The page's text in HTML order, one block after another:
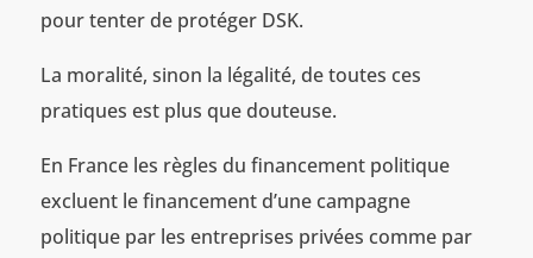
pour tenter de protéger DSK.
La moralité, sinon la légalité, de toutes ces
pratiques est plus que douteuse.
En France les règles du financement politique
excluent le financement d’une campagne
politique par les entreprises privées comme par